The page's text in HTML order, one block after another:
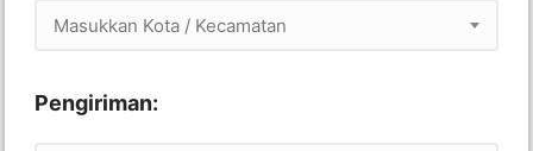
Masukkan Kota / Kecamatan
Pengiriman: